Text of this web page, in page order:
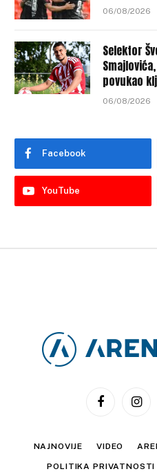
06/08/2026
Selektor
povukao
06/08/2026
Facebook
YouTube
Facebook
NAJNOVIJE VIDEO
POLITIKA PRIVATNOSTI